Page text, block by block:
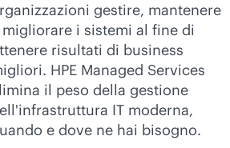
gestire, mantenere
migliorare i sistemi al fine di
risultati di business
HPE Managed Services
il peso della gestione
IT moderna,
e dove ne hai bisogno.